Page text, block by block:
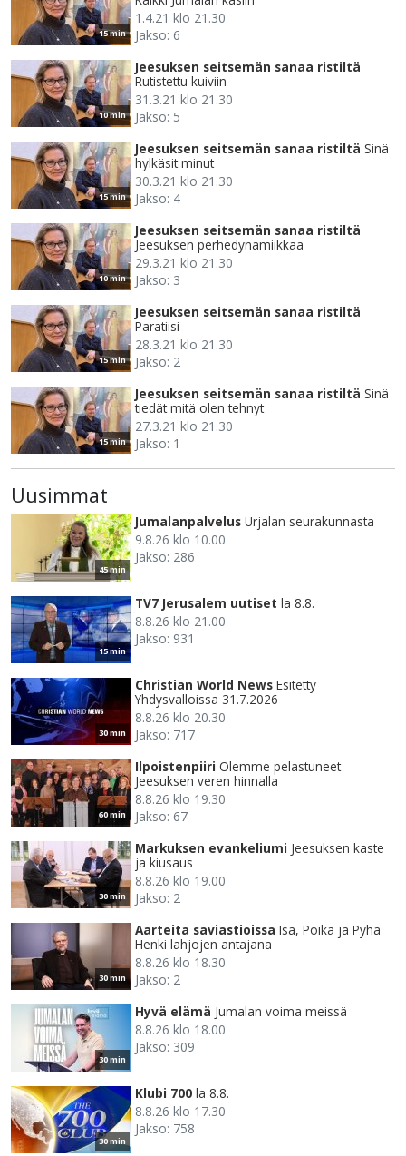
15 min
1.4.21 klo 21.30
Jakso: 6
10 min
Jeesuksen seitsemän sanaa ristiltä
Rutistettu kuiviin
31.3.21 klo 21.30
Jakso: 5
15 min
Jeesuksen seitsemän sanaa ristiltä Sinä
hylkäsit minut
30.3.21 klo 21.30
Jakso: 4
10 min
Jeesuksen seitsemän sanaa ristiltä
Jeesuksen perhedynamiikkaa
29.3.21 klo 21.30
Jakso: 3
15 min
Jeesuksen seitsemän sanaa ristiltä
Paratiisi
28.3.21 klo 21.30
Jakso: 2
15 min
Jeesuksen seitsemän sanaa ristiltä Sinä
tiedät mitä olen tehnyt
27.3.21 klo 21.30
Jakso: 1
Uusimmat
45 min
Jumalanpalvelus Urjalan seurakunnasta
9.8.26 klo 10.00
Jakso: 286
15 min
TV7 Jerusalem uutiset la 8.8.
8.8.26 klo 21.00
Jakso: 931
30 min
Christian World News Esitetty
Yhdysvalloissa 31.7.2026
8.8.26 klo 20.30
Jakso: 717
60 min
Ilpoistenpiiri Olemme pelastuneet
Jeesuksen veren hinnalla
8.8.26 klo 19.30
Jakso: 67
30 min
Markuksen evankeliumi Jeesuksen kaste
ja kiusaus
8.8.26 klo 19.00
Jakso: 2
30 min
Aarteita saviastioissa Isä, Poika ja Pyhä
Henki lahjojen antajana
8.8.26 klo 18.30
Jakso: 2
30 min
Hyvä elämä Jumalan voima meissä
8.8.26 klo 18.00
Jakso: 309
30 min
Klubi 700 la 8.8.
8.8.26 klo 17.30
Jakso: 758